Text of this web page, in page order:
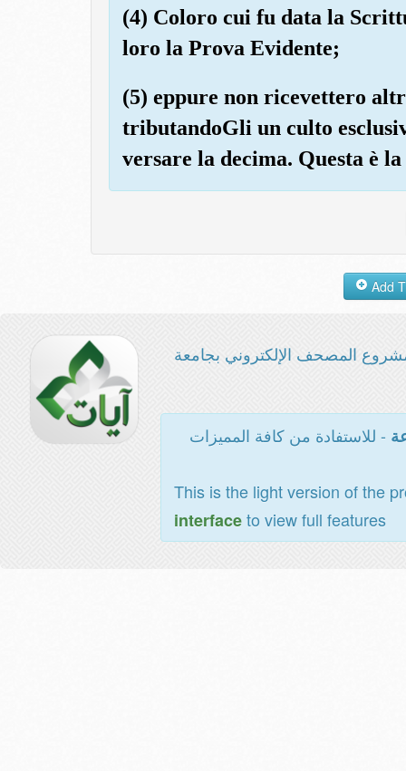
(4) Coloro cui fu data la
loro la Prova Evidente;
(5) eppure non ricevettero
tributandoGli un culto
versare la decima. Questa è
المصحف الإلكتروني بجامعة
- للاستفادة من كافة المميزات
This is the light version of the
interfaceto view full features